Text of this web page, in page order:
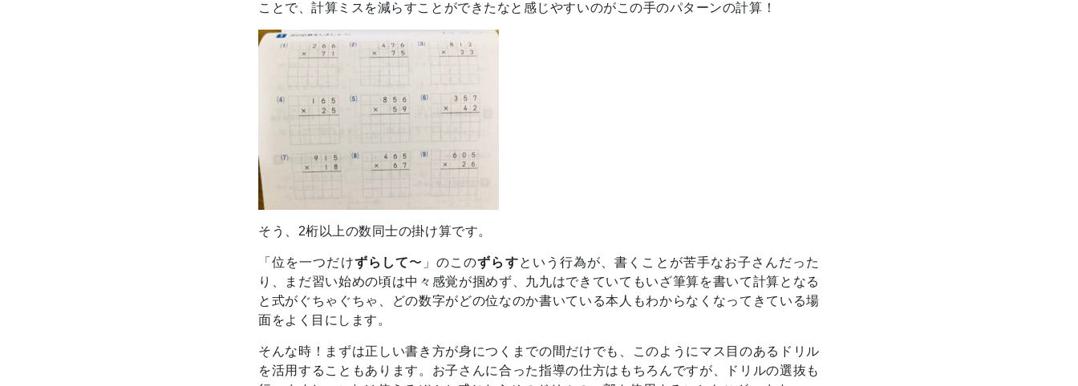
ことで、計算ミスを減らすことができたなと感じやすいのがこの手のパターンの計算！
そう、2桁以上の数同士の掛け算です。
「位を一つだけずらして〜」のこのずらすという行為が、書くことが苦手なお子さんだった
り、まだ習い始めの頃は中々感覚が掴めず、九九はできていてもいざ筆算を書いて計算となる
と式がぐちゃぐちゃ、どの数字がどの位なのか書いている本人もわからなくなってきている場
面をよく目にします。
そんな時！まずは正しい書き方が身につくまでの間だけでも、このようにマス目のあるドリル
を活用することもあります。お子さんに合った指導の仕方はもちろんですが、ドリルの選抜も